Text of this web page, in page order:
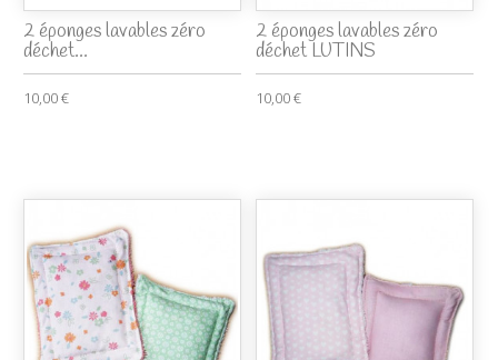
2 éponges lavables zéro
déchet...
10,00 €
2 éponges lavables zéro
déchet LUTINS
10,00 €